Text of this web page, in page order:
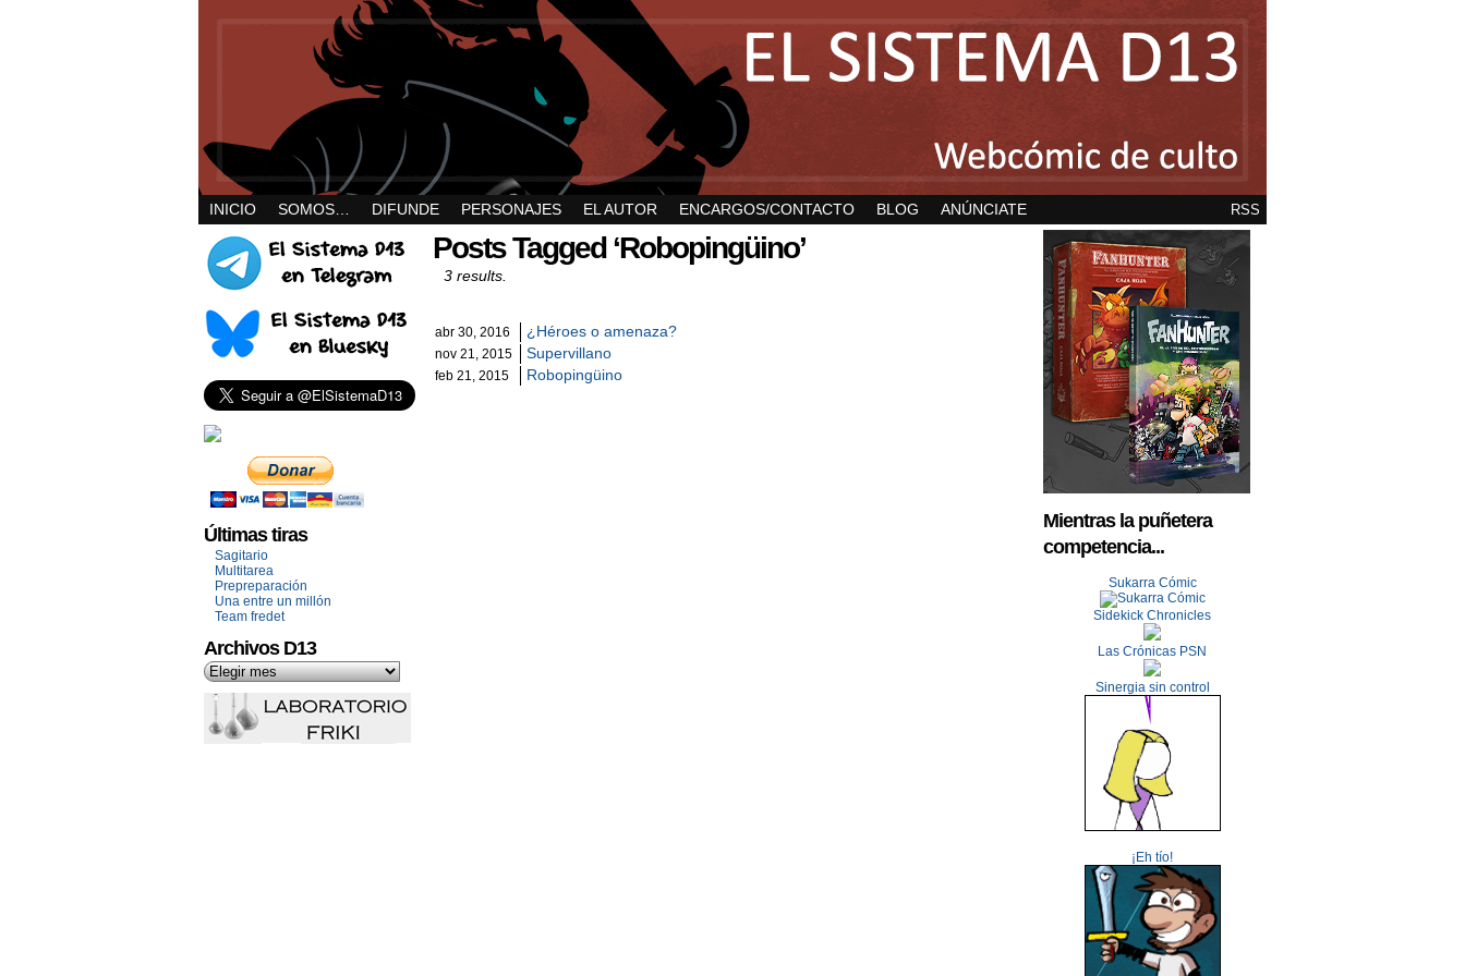
RSS
INICIO SOMOS… DIFUNDE PERSONAJES EL AUTOR ENCARGOS/CONTACTO BLOG ANÚNCIATE
Últimas tiras
Sagitario
Multitarea
Prepreparación
Una entre un millón
Team fredet
Archivos D13
Posts Tagged ‘Robopingüino’
3 results.
abr 30, 2016 ¿Héroes o amenaza?
nov 21, 2015 Supervillano
feb 21, 2015 Robopingüino
Mientras la puñetera
competencia...
Sukarra Cómic
Sidekick Chronicles
Las Crónicas PSN
Sinergia sin control
¡Eh tío!